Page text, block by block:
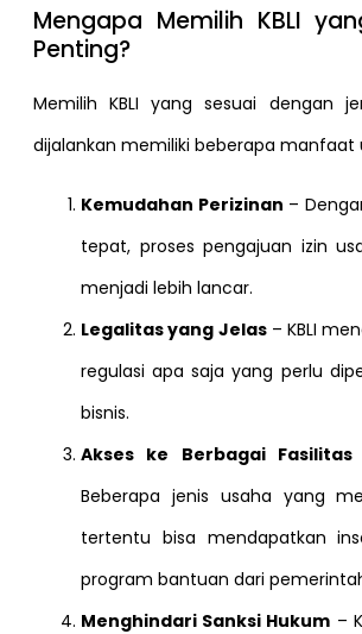
Mengapa Memilih KBLI
Penting?
Memilih KBLI yang sesuai dengan
dijalankan memiliki beberapa manfaat
Kemudahan Perizinan –
tepat, proses pengajuan izin
menjadi lebih lancar.
Legalitas yang Jelas– KBLI
regulasi apa saja yang perlu
bisnis.
Akses ke Berbagai Fasilitas
Beberapa jenis usaha yang
tertentu bisa mendapatkan
program bantuan dari
Menghindari Sanksi Hukum –